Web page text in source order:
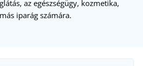
az egészségügy, kozmetika,
iparág számára.